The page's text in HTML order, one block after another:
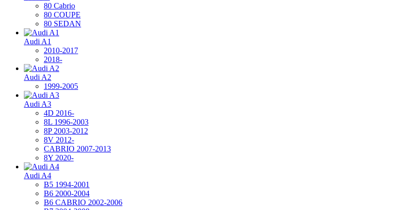
80 Cabrio
80 COUPE
80 SEDAN
Audi A1
2010-2017
2018-
Audi A2
1999-2005
Audi A3
4D 2016-
8L 1996-2003
8P 2003-2012
8V 2012-
CABRIO 2007-2013
8Y 2020-
Audi A4
B5 1994-2001
B6 2000-2004
B6 CABRIO 2002-2006